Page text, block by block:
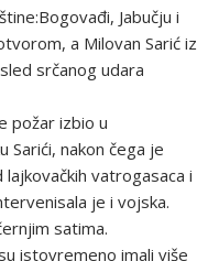
Jabučju i
a Milovan Sarić iz
srčanog udara
požar izbio u
Sarići, nakon čega je
vatrogasaca i
je i vojska.
satima.
istovremeno imali više